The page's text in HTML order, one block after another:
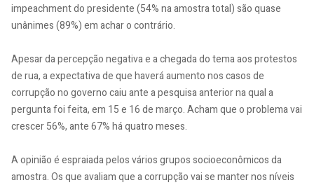
impeachment do presidente (54% na amostra total) são quase
unânimes (89%) em achar o contrário.
Apesar da percepção negativa e a chegada do tema aos protestos
de rua, a expectativa de que haverá aumento nos casos de
corrupção no governo caiu ante a pesquisa anterior na qual a
pergunta foi feita, em 15 e 16 de março. Acham que o problema vai
crescer 56%, ante 67% há quatro meses.
A opinião é espraiada pelos vários grupos socioeconômicos da
amostra. Os que avaliam que a corrupção vai se manter nos níveis